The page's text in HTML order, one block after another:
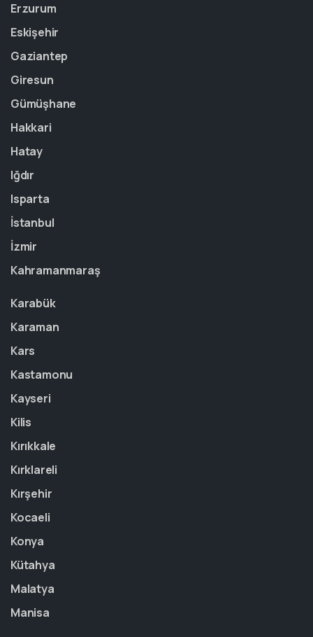
Erzurum
Eskişehir
Gaziantep
Giresun
Gümüşhane
Hakkari
Hatay
Iğdır
Isparta
İstanbul
İzmir
Kahramanmaraş
Karabük
Karaman
Kars
Kastamonu
Kayseri
Kilis
Kırıkkale
Kırklareli
Kırşehir
Kocaeli
Konya
Kütahya
Malatya
Manisa